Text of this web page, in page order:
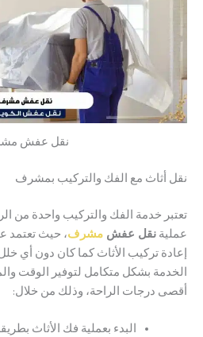
نقل عفش مشرف
مع الفك والتركيب بمشرف
خدمة الفك والتركيب واحدة من الركائز
نقل عفشمشرف، حيث تعتمد على
تركيب الأثاث كما كان دون أي خلل، شركة
بشكل متكامل لتوفير الوقت والمجهود
الراحة، وذلك من خلال:
البدء بعملية فك الأثاث بطريقة